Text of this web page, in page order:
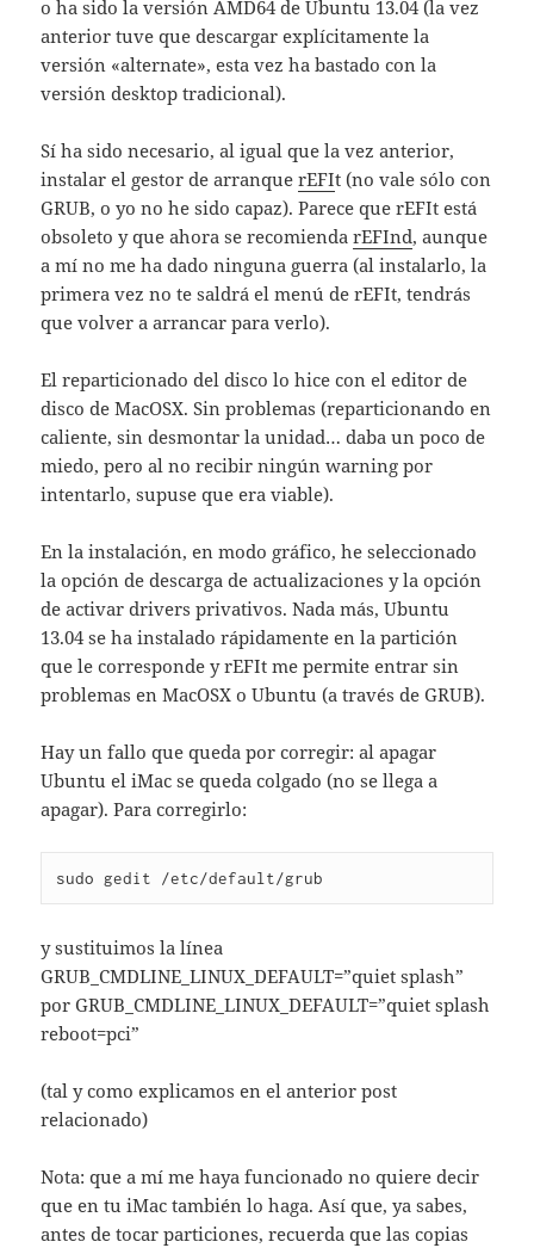
o ha sido la versión AMD64 de Ubuntu 13.04 (la vez
anterior tuve que descargar explícitamente la
versión «alternate», esta vez ha bastado con la
versión desktop tradicional).
Sí ha sido necesario, al igual que la vez anterior,
instalar el gestor de arranquerEFIt (no vale sólo con
GRUB, o yo no he sido capaz). Parece que rEFIt está
obsoleto y que ahora se recomiendarEFInd, aunque
a mí no me ha dado ninguna guerra (al instalarlo, la
primera vez no te saldrá el menú de rEFIt, tendrás
que volver a arrancar para verlo).
El reparticionado del disco lo hice con el editor de
disco de MacOSX. Sin problemas (reparticionando en
caliente, sin desmontar la unidad… daba un poco de
miedo, pero al no recibir ningún warning por
intentarlo, supuse que era viable).
En la instalación, en modo gráfico, he seleccionado
la opción de descarga de actualizaciones y la opción
de activar drivers privativos. Nada más, Ubuntu
13.04 se ha instalado rápidamente en la partición
que le corresponde y rEFIt me permite entrar sin
problemas en MacOSX o Ubuntu (a través de GRUB).
Hay un fallo que queda por corregir: al apagar
Ubuntu el iMac se queda colgado (no se llega a
apagar). Para corregirlo:
sudo gedit /etc/default/grub
y sustituimos la línea
GRUB_CMDLINE_LINUX_DEFAULT=”quiet splash”
por GRUB_CMDLINE_LINUX_DEFAULT=”quiet splash
reboot=pci”
(tal y como explicamos en el anterior post
relacionado)
Nota: que a mí me haya funcionado no quiere decir
que en tu iMac también lo haga. Así que, ya sabes,
antes de tocar particiones, recuerda que las copias